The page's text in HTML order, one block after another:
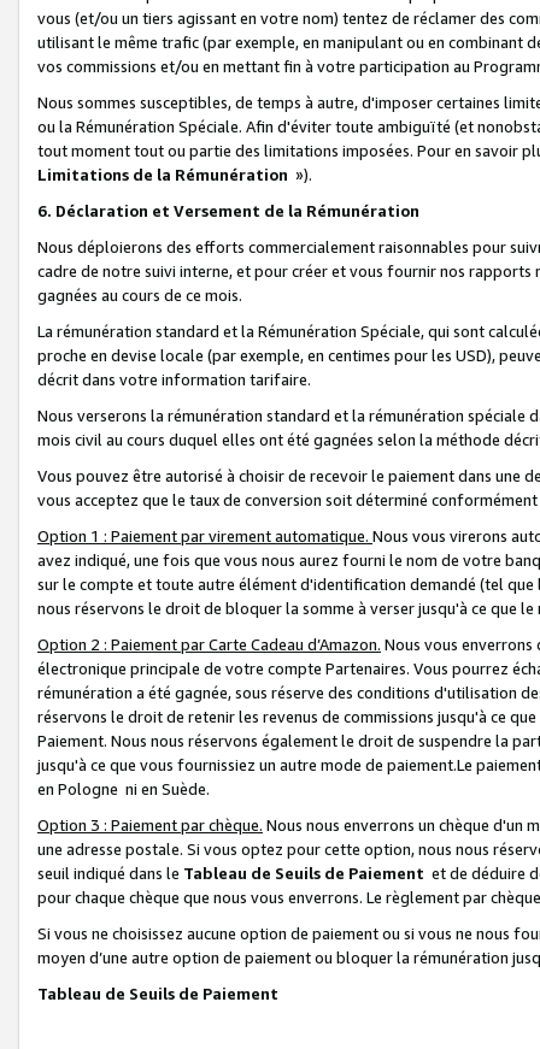
vous (et/ou un tiers agissant en votre nom) tentez de réclamer des
utilisant le même trafic (par exemple, en manipulant ou en combinant
vos commissions et/ou en mettant fin à votre participation au
Nous sommes susceptibles, de temps à autre, d'imposer certaines
ou la Rémunération Spéciale. Afin d'éviter toute ambiguïté (et
tout moment tout ou partie des limitations imposées. Pour en savoir
Limitations de la Rémunération »).
6. Déclaration et Versement de la Rémunération
Nous déploierons des efforts commercialement raisonnables pour
cadre de notre suivi interne, et pour créer et vous fournir nos
gagnées au cours de ce mois.
La rémunération standard et la Rémunération Spéciale, qui sont
proche en devise locale (par exemple, en centimes pour les USD),
décrit dans votre information tarifaire.
Nous verserons la rémunération standard et la rémunération spéciale
mois civil au cours duquel elles ont été gagnées selon la méthode
Vous pouvez être autorisé à choisir de recevoir le paiement dans une
vous acceptez que le taux de conversion soit déterminé
Option 1 : Paiement par virement automatique. Nous vous virerons
avez indiqué, une fois que vous nous aurez fourni le nom de votre
sur le compte et toute autre élément d'identification demandé (tel que
nous réservons le droit de bloquer la somme à verser jusqu'à ce que
Option 2 : Paiement par Carte Cadeau d’Amazon. Nous vous
électronique principale de votre compte Partenaires. Vous pourrez
rémunération a été gagnée, sous réserve des conditions d'utilisation
réservons le droit de retenir les revenus de commissions jusqu'à ce
Paiement. Nous nous réservons également le droit de suspendre la
jusqu'à ce que vous fournissiez un autre mode de paiement.Le
en Pologne ni en Suède.
Option 3 : Paiement par chèque. Nous nous enverrons un chèque d'un
une adresse postale. Si vous optez pour cette option, nous nous
seuil indiqué dans le Tableau de Seuils de Paiement et de déduire
pour chaque chèque que nous vous enverrons. Le règlement par
Si vous ne choisissez aucune option de paiement ou si vous ne nous
moyen d’une autre option de paiement ou bloquer la rémunération
Tableau de Seuils de Paiement